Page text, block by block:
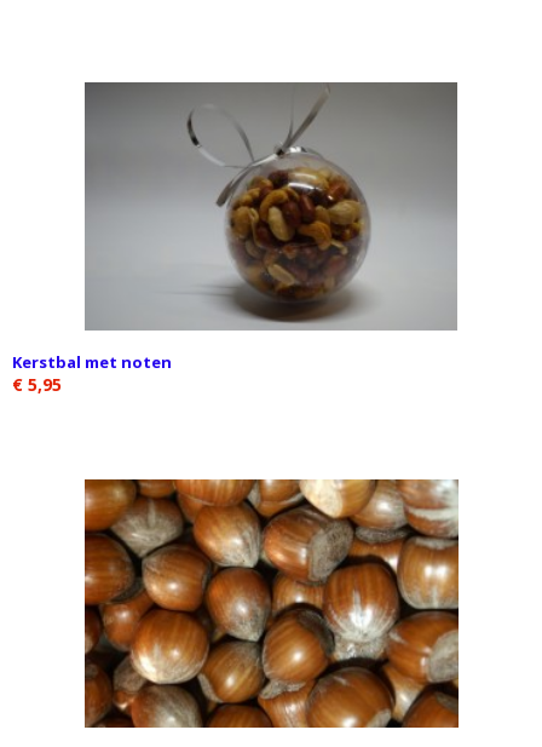
Kerstbal met noten
€ 5,95